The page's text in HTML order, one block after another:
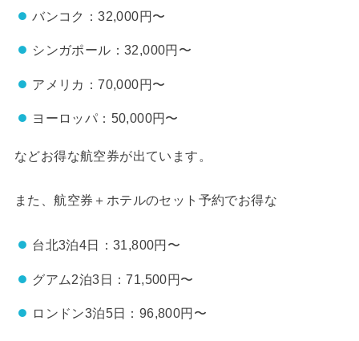
バンコク：32,000円〜
シンガポール：32,000円〜
アメリカ：70,000円〜
ヨーロッパ：50,000円〜
などお得な航空券が出ています。
また、航空券＋ホテルのセット予約でお得な
台北3泊4日：31,800円〜
グアム2泊3日：71,500円〜
ロンドン3泊5日：96,800円〜